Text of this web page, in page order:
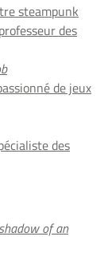
steampunk
des
de jeux
des
of an